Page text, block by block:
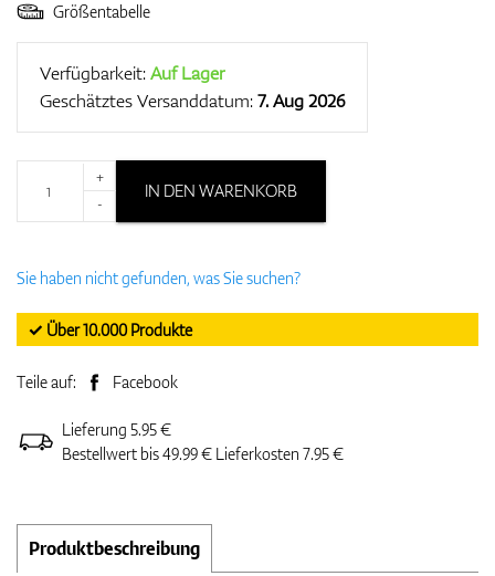
Größentabelle
Verfügbarkeit:Auf Lager
Geschätztes Versanddatum:7. Aug 2026
+
-
IN DEN WARENKORB
Sie haben nicht gefunden, was Sie suchen?
✓ Über 10.000 Produkte
Teile auf: Facebook
Lieferung 5.95 €
Bestellwert bis 49.99 € Lieferkosten 7.95 €
Produktbeschreibung